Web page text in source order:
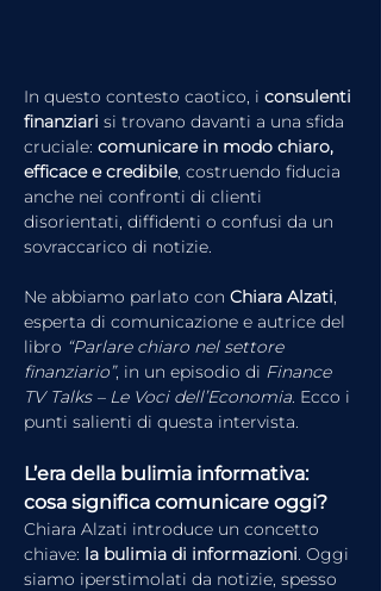
In questo contesto caotico, i consulenti
finanziari si trovano davanti a una sfida
cruciale: comunicare in modo chiaro,
efficace e credibile, costruendo fiducia
anche nei confronti di clienti
disorientati, diffidenti o confusi da un
sovraccarico di notizie.
Ne abbiamo parlato con Chiara Alzati
esperta di comunicazione e autrice del
libro “Parlare chiaro nel settore
finanziario”, in un episodio di Finance
TV Talks – Le Voci dell’Economia . Ecco i
punti salienti di questa intervista.
L’era della bulimia informativa:
cosa significa comunicare oggi?
Chiara Alzati introduce un concetto
chiave: la bulimia di informazioni . Oggi
siamo iperstimolati da notizie, spesso